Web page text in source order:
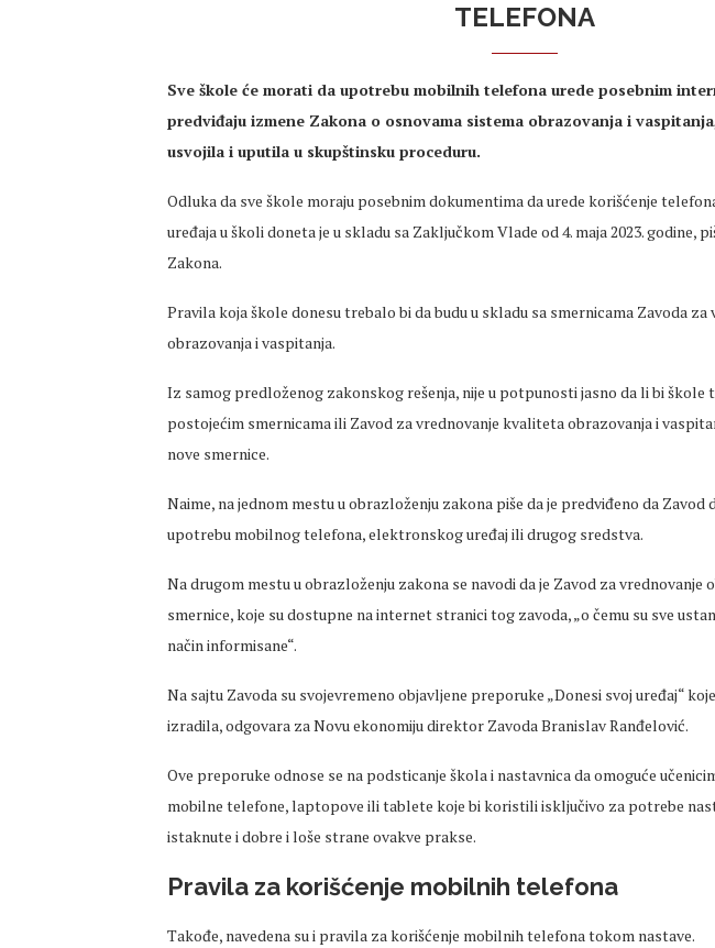
TELEFONA
Sve škole će morati da upotrebu mobilnih telefona urede posebnim
predviđaju izmene Zakona o osnovama sistema obrazovanja i
usvojila i uputila u skupštinsku proceduru.
Odluka da sve škole moraju posebnim dokumentima da urede korišćenje
uređaja u školi doneta je u skladu sa Zaključkom Vlade od 4. maja 2023. godine,
Zakona.
Pravila koja škole donesu trebalo bi da budu u skladu sa smernicama Zavoda
obrazovanja i vaspitanja.
Iz samog predloženog zakonskog rešenja, nije u potpunosti jasno da li bi škole
postojećim smernicama ili Zavod za vrednovanje kvaliteta obrazovanja i
nove smernice.
Naime, na jednom mestu u obrazloženju zakona piše da je predviđeno da Zavod
upotrebu mobilnog telefona, elektronskog uređaj ili drugog sredstva.
Na drugom mestu u obrazloženju zakona se navodi da je Zavod za vrednovanje
smernice, koje su dostupne na internet stranici tog zavoda, „o čemu su sve
način informisane“.
Na sajtu Zavoda su svojevremeno objavljene preporuke „Donesi svoj uređaj“
izradila, odgovara za Novu ekonomiju direktor Zavoda Branislav Ranđelović.
Ove preporuke odnose se na podsticanje škola i nastavnica da omoguće
mobilne telefone, laptopove ili tablete koje bi koristili isključivo za potrebe
istaknute i dobre i loše strane ovakve prakse.
Pravila za korišćenje mobilnih telefona
Takođe, navedena su i pravila za korišćenje mobilnih telefona tokom nastave.